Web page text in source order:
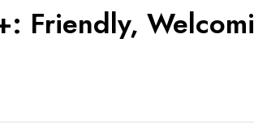
Friendly,